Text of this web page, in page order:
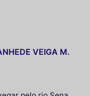
VEIGA M.